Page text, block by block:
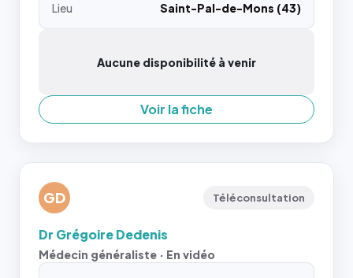
Lieu
Saint-Pal-de-Mons (43)
Aucune disponibilité à venir
Voir la fiche
GD Téléconsultation
Dr Grégoire Dedenis
Médecin généraliste · En vidéo